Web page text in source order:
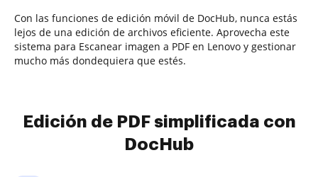
Con las funciones de edición móvil de DocHub, nunca estás
lejos de una edición de archivos eficiente. Aprovecha este
sistema para Escanear imagen a PDF en Lenovo y gestionar
mucho más dondequiera que estés.
Edición de PDF simplificada con
DocHub